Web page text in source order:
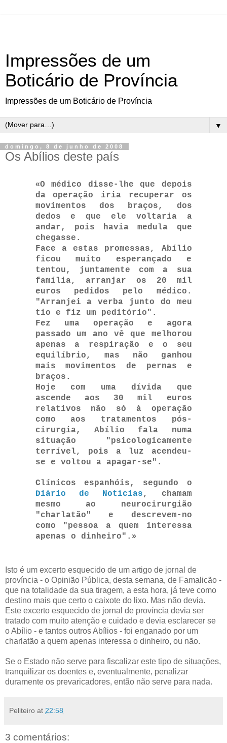
Impressões de um
Boticário de Província
Impressões de um Boticário de Província
▼
domingo, 8 de junho de 2008
Os Abílios deste país
«O médico disse-lhe que depois
da operação iria recuperar os
movimentos dos braços, dos
dedos e que ele voltaria a
andar, pois havia medula que
chegasse.
Face a estas promessas, Abílio
ficou muito esperançado e
tentou, juntamente com a sua
família, arranjar os 20 mil
euros pedidos pelo médico.
"Arranjei a verba junto do meu
tio e fiz um peditório".
Fez uma operação e agora
passado um ano vê que melhorou
apenas a respiração e o seu
equilíbrio, mas não ganhou
mais movimentos de pernas e
braços.
Hoje com uma dívida que
ascende aos 30 mil euros
relativos não só à operação
como aos tratamentos pós-
cirurgia, Abílio fala numa
situação "psicologicamente
terrível, pois a luz acendeu-
se e voltou a apagar-se".
Clínicos espanhóis, segundo o
Diário de Notícias, chamam
mesmo ao neurocirurgião
"charlatão" e descrevem-no
como "pessoa a quem interessa
apenas o dinheiro". »
Isto é um excerto esquecido de um artigo de jornal de
província - o Opinião Pública, desta semana, de Famalicão -
que na totalidade da sua tiragem, a esta hora, já teve como
destino mais que certo o caixote do lixo. Mas não devia.
Este excerto esquecido de jornal de província devia ser
tratado com muito atenção e cuidado e devia esclarecer se
o Abílio - e tantos outros Abílios - foi enganado por um
charlatão a quem apenas interessa o dinheiro, ou não.
Se o Estado não serve para fiscalizar este tipo de situações,
tranquilizar os doentes e, eventualmente, penalizar
duramente os prevaricadores, então não serve para nada.
Peliteiro at 22:58
3 comentários: